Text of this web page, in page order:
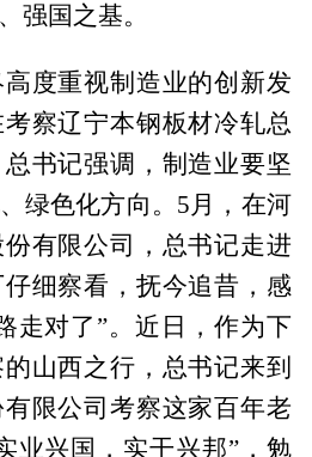
强国之基。
度重视制造业的创新发
察辽宁本钢板材冷轧总
书记强调，制造业要坚
绿色化方向。5月，在河
有限公司，总书记走进
细察看，抚今追昔，感
走对了”。近日，作为下
山西之行，总书记来到
限公司考察这家百年老
业兴国，实干兴邦”，勉